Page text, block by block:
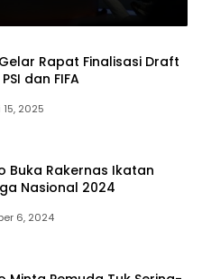
Rapat Finalisasi Draft
dan FIFA
2025
Buka Rakernas Ikatan
Nasional 2024
6, 2024